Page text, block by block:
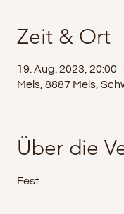
Zeit & Ort
19. Aug. 2023, 20:00
Mels, 8887 Mels,
Über die
Fest